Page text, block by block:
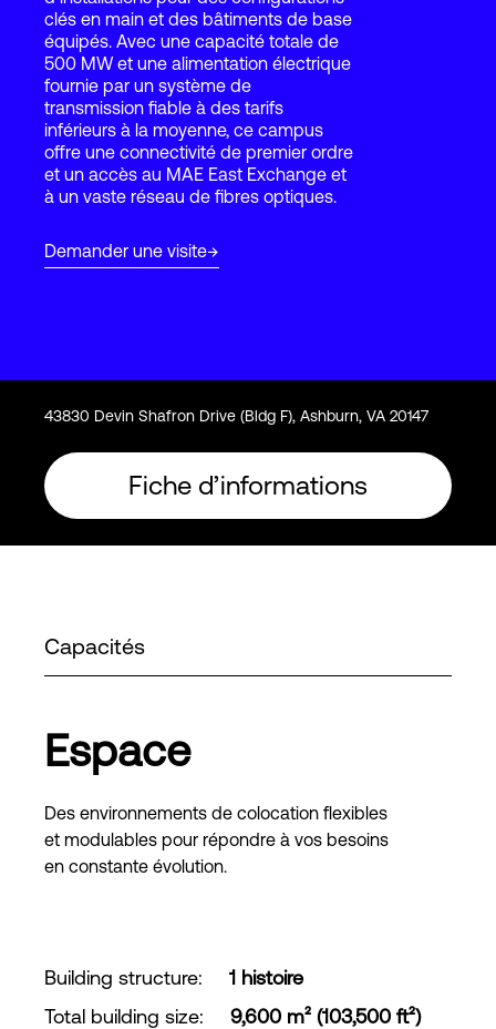
Connexion
clés en main et des bâtiments de base
équipés. Avec une capacité totale de
500 MW et une alimentation électrique
fournie par un système de
transmission fiable à des tarifs
inférieurs à la moyenne, ce campus
offre une connectivité de premier ordre
et un accès au MAE East Exchange et
à un vaste réseau de fibres optiques.
Demander une visite
43830 Devin Shafron Drive (Bldg F), Ashburn, VA 20147
Fiche d’informations
Capacités
Espace
Des environnements de colocation flexibles
et modulables pour répondre à vos besoins
en constante évolution.
Building structure:
1 histoire
Total building size: 9,600 m² (103,500 ft²)